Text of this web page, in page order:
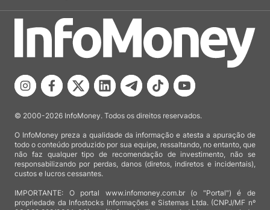
© 2000-2026 InfoMoney. Todos os direitos reservados.
O InfoMoney preza a qualidade da informação e atesta a apuração de
todo o conteúdo produzido por sua equipe, ressaltando, no entanto, que
não faz qualquer tipo de recomendação de investimento, não se
responsabilizando por perdas, danos (diretos, indiretos e incidentais),
custos e lucros cessantes.
IMPORTANTE: O portal www.infomoney.com.br (o "Portal") é de
propriedade da Infostocks Informações e Sistemas Ltda. (CNPJ/MF nº